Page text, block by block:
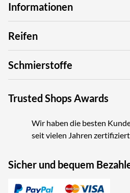
Informationen
Reifen
Schmierstoffe
Trusted Shops Awards
Wir haben die besten
seit vielen Jahren
Sicher und bequem